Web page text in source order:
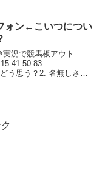
ォン←こいつについ
況で競馬板アウト
う思う？2: 名無しさん